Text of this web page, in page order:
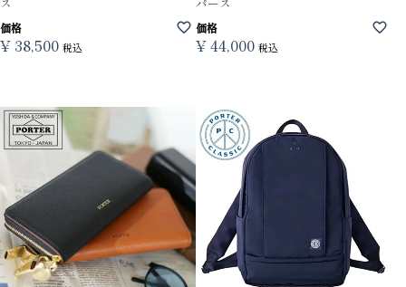
価格
¥ 38,500 税込
価格
¥44,000 税込